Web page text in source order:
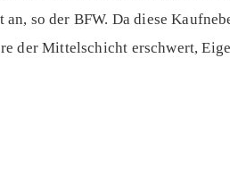
so der BFW. Da diese
der Mittelschicht erschwert,